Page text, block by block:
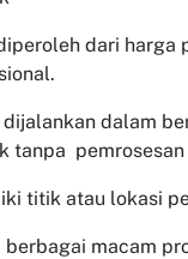
dari harga
dijalankan dalam
tanpa pemrosesan
titik atau lokasi
berbagai macam